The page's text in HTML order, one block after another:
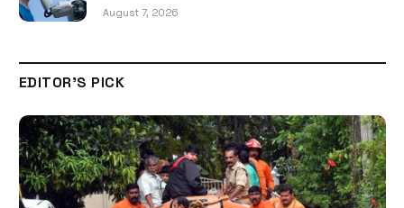
August 7, 2026
EDITOR'S PICK